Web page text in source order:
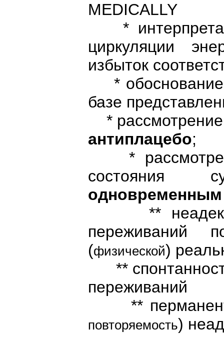
MEDICALLY
*
циркуляции
избыток
* обоснование
базе
*
антиплацебо;
*
состояния
**
переживаний
(физической)
**
переживаний
**
повторяемость)